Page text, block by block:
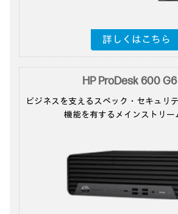
詳しくはこちら
HP ProDesk 600 G6
ビジネスを支えるスペック・セキュリ
機能を有するメインストリー